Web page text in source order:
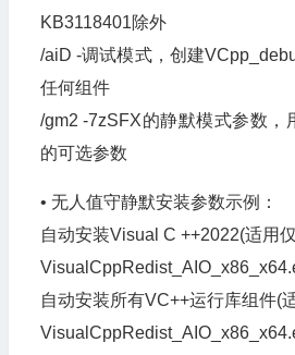
KB3118401除外
/aiD -调试模式，创建
任何组件
/gm2 -7zSFX的静默模式参数，
的可选参数
• 无人值守静默安装参数示例：
自动安装Visual C ++2022(适用
自动安装所有VC++运行库组件(